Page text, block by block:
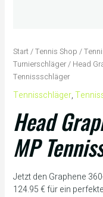
Start/Tennis Shop /
Turnierschläger/ Head
Tennissschläger
Tennisschläger,
Head
MP
Jetzt den Graphene
124.95 € für ein